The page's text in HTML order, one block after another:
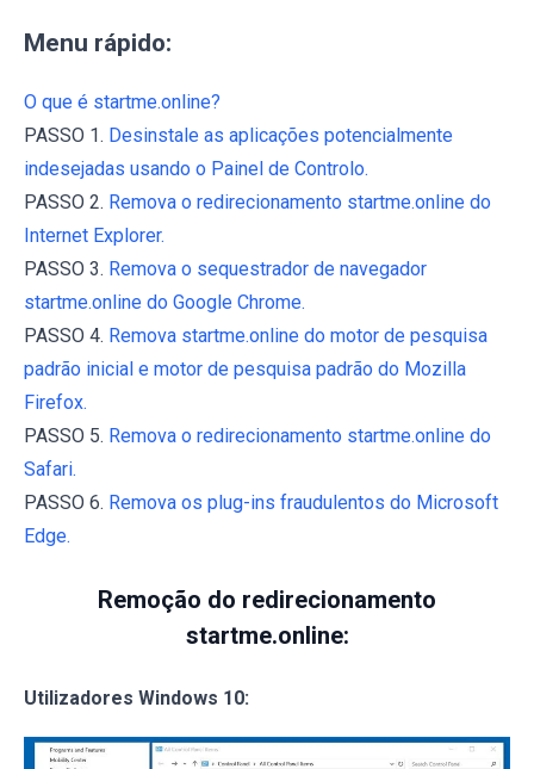
Menu rápido:
O que é startme.online?
PASSO 1. Desinstale as aplicações potencialmente
indesejadas usando o Painel de Controlo.
PASSO 2. Remova o redirecionamento startme.online do
Internet Explorer.
PASSO 3. Remova o sequestrador de navegador
startme.online do Google Chrome.
PASSO 4. Remova startme.online do motor de pesquisa
padrão inicial e motor de pesquisa padrão do Mozilla
Firefox.
PASSO 5. Remova o redirecionamento startme.online do
Safari.
PASSO 6. Remova os plug-ins fraudulentos do Microsoft
Edge.
Remoção do redirecionamento
startme.online:
Utilizadores Windows 10: